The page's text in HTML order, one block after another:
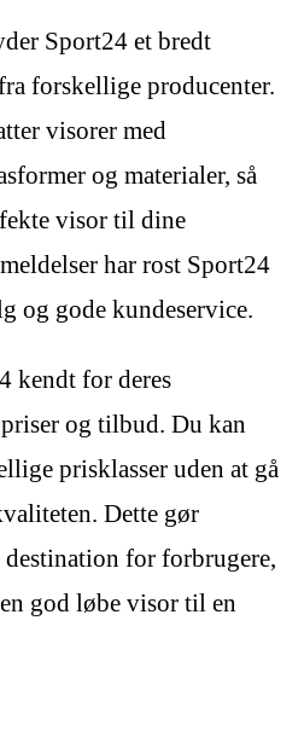
Sport24 et bredt
forskellige producenter.
visorer med
og materialer, så
visor til dine
har rost Sport24
og gode kundeservice.
kendt for deres
og tilbud. Du kan
prisklasser uden at gå
Dette gør
for forbrugere,
god løbe visor til en